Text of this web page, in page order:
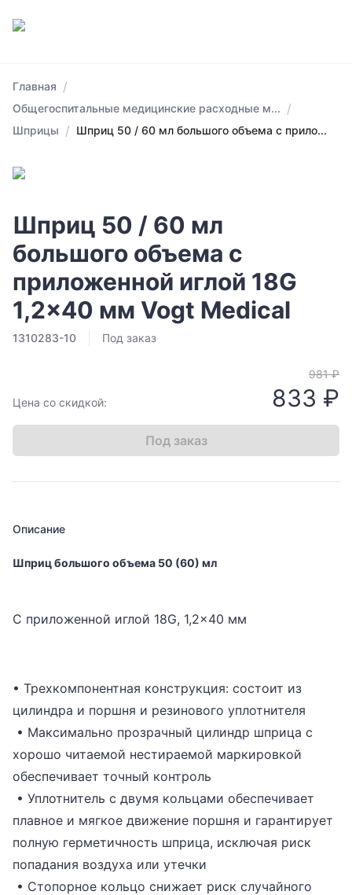
Главная /
Общегоспитальные медицинские расходные м... /
Шприцы / Шприц 50 / 60 мл большого объема с прило...
Шприц 50 / 60 мл
большого объема с
приложенной иглой 18G
1,2x40 мм Vogt Medical
1310283-10 Под заказ
Цена со скидкой:
981 ₽
833 ₽
Под заказ
Описание
Шприц большого объема 50 (60) мл
С приложенной иглой 18G, 1,2x40 мм
• Трехкомпонентная конструкция: состоит из
цилиндра и поршня и резинового уплотнителя
• Максимально прозрачный цилиндр шприца с
хорошо читаемой нестираемой маркировкой
обеспечивает точный контроль
• Уплотнитель с двумя кольцами обеспечивает
плавное и мягкое движение поршня и гарантирует
полную герметичность шприца, исключая риск
попадания воздуха или утечки
• Стопорное кольцо снижает риск случайного